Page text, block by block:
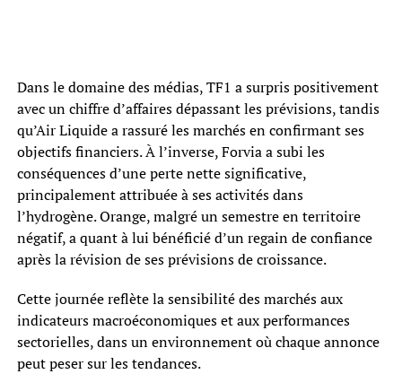
Dans le domaine des médias, TF1 a surpris positivement
avec un chiffre d’affaires dépassant les prévisions, tandis
qu’Air Liquide a rassuré les marchés en confirmant ses
objectifs financiers. À l’inverse, Forvia a subi les
conséquences d’une perte nette significative,
principalement attribuée à ses activités dans
l’hydrogène. Orange, malgré un semestre en territoire
négatif, a quant à lui bénéficié d’un regain de confiance
après la révision de ses prévisions de croissance.
Cette journée reflète la sensibilité des marchés aux
indicateurs macroéconomiques et aux performances
sectorielles, dans un environnement où chaque annonce
peut peser sur les tendances.